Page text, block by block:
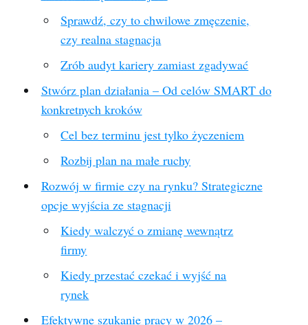
Sprawdź, czy to chwilowe zmęczenie,
czy realna stagnacja
Zrób audyt kariery zamiast zgadywać
Stwórz plan działania – Od celów SMART do
konkretnych kroków
Cel bez terminu jest tylko życzeniem
Rozbij plan na małe ruchy
Rozwój w firmie czy na rynku? Strategiczne
opcje wyjścia ze stagnacji
Kiedy walczyć o zmianę wewnątrz
firmy
Kiedy przestać czekać i wyjść na
rynek
Efektywne szukanie pracy w 2026 –